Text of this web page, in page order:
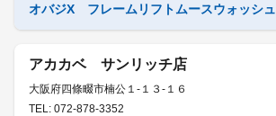
オバジX フレームリフトムースウォッシュ
アカカベ サンリッチ店
大阪府四條畷市楠公１-１３-１６
TEL: 072-878-3352